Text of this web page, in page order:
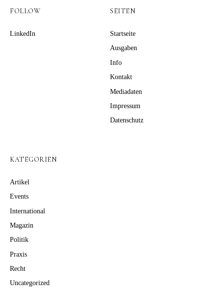
FOLLOW
LinkedIn
SEITEN
Startseite
Ausgaben
Info
Kontakt
Mediadaten
Impressum
Datenschutz
KATEGORIEN
Artikel
Events
International
Magazin
Politik
Praxis
Recht
Uncategorized